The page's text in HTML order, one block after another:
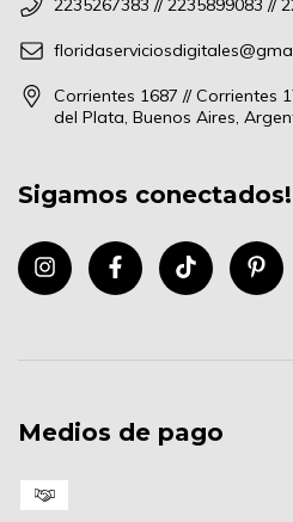
2235267383 // 2235899083 //
Corrientes 1687 // Corrientes
del Plata, Buenos Aires,
Sigamos conectados!
Medios de pago